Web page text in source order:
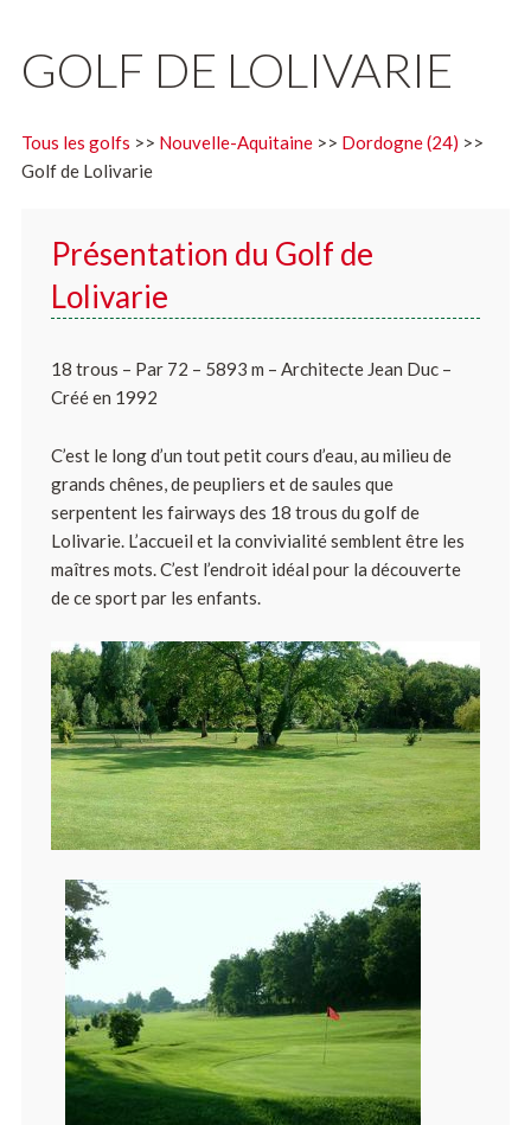
GOLF DE LOLIVARIE
Tous les golfs >> Nouvelle-Aquitaine>> Dordogne (24) >>
Golf de Lolivarie
Présentation du Golf de
Lolivarie
18 trous – Par 72 – 5893 m – Architecte Jean Duc –
Créé en 1992
C’est le long d’un tout petit cours d’eau, au milieu de
grands chênes, de peupliers et de saules que
serpentent les fairways des 18 trous du golf de
Lolivarie. L’accueil et la convivialité semblent être les
maîtres mots. C’est l’endroit idéal pour la découverte
de ce sport par les enfants.